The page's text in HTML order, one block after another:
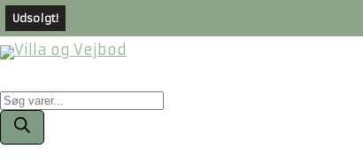
Products
search
Udsolgt!